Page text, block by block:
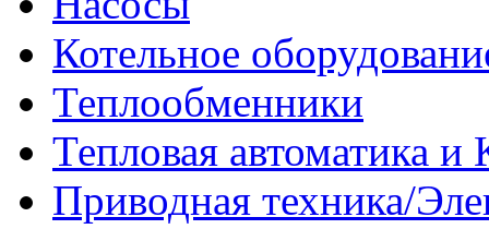
Котельное
Теплообменники
Тепловая автоматика
Приводная техника/